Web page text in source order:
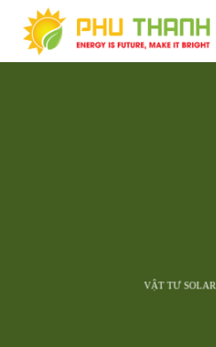
Chuyển
VẬT TƯ SOLAR